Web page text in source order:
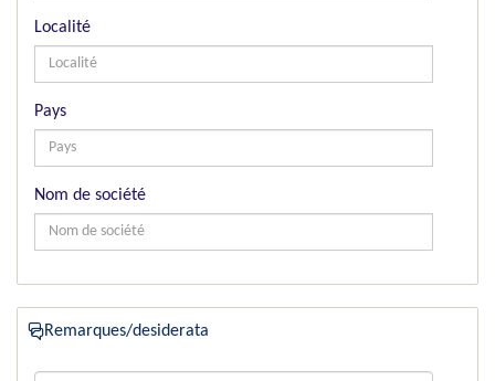
Localité
Pays
Nom de société
Remarques/desiderata